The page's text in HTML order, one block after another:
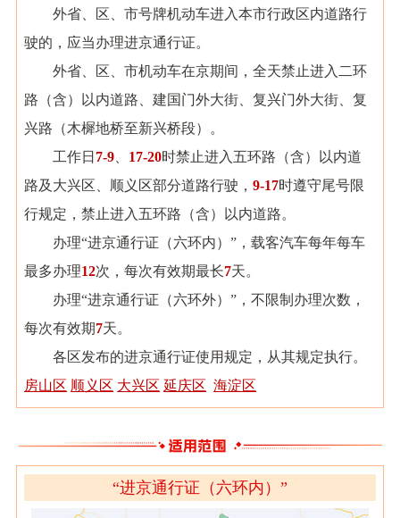
外省、区、市号牌机动车进入本市行政区内道路行
驶的，应当办理进京通行证。
外省、区、市机动车在京期间，全天禁止进入二环
路 （含）
以内道路、建国门外大街、复兴门外大街、复
兴路（木樨地桥至新兴桥段）。
工作日 7-9 17-20时禁止进入五环路（含）以内道
路及大兴区、顺义区部分道路行驶，9-17时遵守尾号限
行规定，禁止进入五环路（含）以内道路。
办理“进京通行证（六环内）”，载客汽车每年每车
最多办理12次，每次有效期最长7天。
办理“进京通行证（六环外）”，不限制办理次数，
每次有效期7天。
各区发布的进京通行证使用规定，从其规定执行。
房山区 顺义区 大兴区 延庆区 海淀区
“进京通行证（六环内）”